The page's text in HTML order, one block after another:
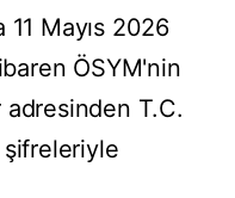
11 Mayıs 2026
ÖSYM'nin
T.C.
şifreleriyle